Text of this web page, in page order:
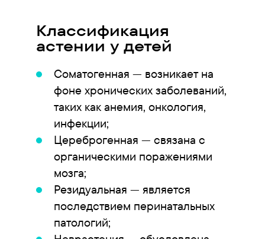
Классификация
астении у детей
Соматогенная — возникает на
фоне хронических заболеваний,
таких как анемия, онкология,
инфекции;
Цереброгенная — связана с
органическими поражениями
мозга;
Резидуальная — является
последствием перинатальных
патологий;